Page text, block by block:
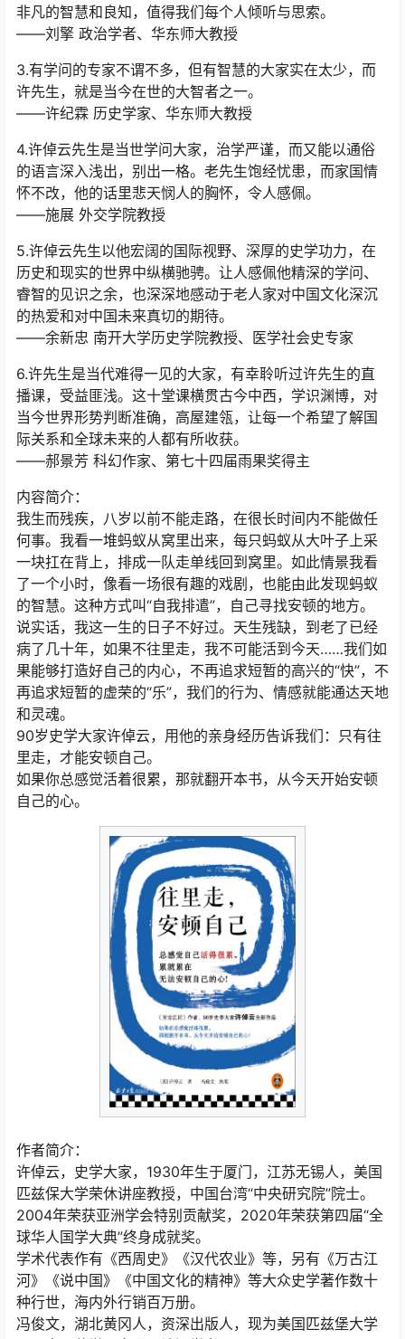
非凡的智慧和良知，值得我们每个人倾听与思索。
——刘擎 政治学者、华东师大教授
3.有学问的专家不谓不多，但有智慧的大家实在太少，而
许先生，就是当今在世的大智者之一。
——许纪霖 历史学家、华东师大教授
4.许倬云先生是当世学问大家，治学严谨，而又能以通俗
的语言深入浅出，别出一格。老先生饱经忧患，而家国情
怀不改，他的话里悲天悯人的胸怀，令人感佩。
——施展 外交学院教授
5.许倬云先生以他宏阔的国际视野、深厚的史学功力，在
历史和现实的世界中纵横驰骋。让人感佩他精深的学问、
睿智的见识之余，也深深地感动于老人家对中国文化深沉
的热爱和对中国未来真切的期待。
——余新忠 南开大学历史学院教授、医学社会史专家
6.许先生是当代难得一见的大家，有幸聆听过许先生的直
播课，受益匪浅。这十堂课横贯古今中西，学识渊博，对
当今世界形势判断准确，高屋建瓴，让每一个希望了解国
际关系和全球未来的人都有所收获。
——郝景芳 科幻作家、第七十四届雨果奖得主
内容简介：
我生而残疾，八岁以前不能走路，在很长时间内不能做任
何事。我看一堆蚂蚁从窝里出来，每只蚂蚁从大叶子上采
一块扛在背上，排成一队走单线回到窝里。如此情景我看
了一个小时，像看一场很有趣的戏剧，也能由此发现蚂蚁
的智慧。这种方式叫“自我排遣”，自己寻找安顿的地方。
说实话，我这一生的日子不好过。天生残缺，到老了已经
病了几十年，如果不往里走，我不可能活到今天……我们如
果能够打造好自己的内心，不再追求短暂的高兴的“快”，不
再追求短暂的虚荣的“乐”，我们的行为、情感就能通达天地
和灵魂。
90岁史学大家许倬云，用他的亲身经历告诉我们：只有往
里走，才能安顿自己。
如果你总感觉活着很累，那就翻开本书，从今天开始安顿
自己的心。
作者简介：
许倬云，史学大家，1930年生于厦门，江苏无锡人，美国
匹兹保大学荣休讲座教授，中国台湾“中央研究院”院士。
2004年荣获亚洲学会特别贡献奖，2020年荣获第四届“全
球华人国学大典”终身成就奖。
学术代表作有《西周史》《汉代农业》等，另有《万古江
河》《说中国》《中国文化的精神》等大众史学著作数十
种行世，海内外行销百万册。
冯俊文，湖北黄冈人，资深出版人，现为美国匹兹堡大学